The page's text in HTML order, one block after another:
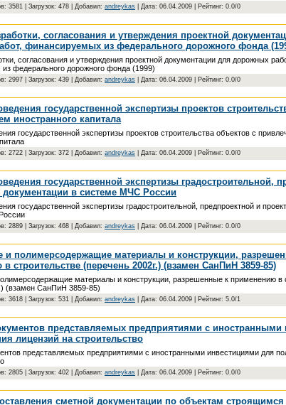
3581 | Загрузок: 478 | Добавил: andreykas | Дата: 06.04.2009 | Рейтинг: 0.0/0
согласования и утверждения проектной
финансируемых из федерального дорожного фонда
согласования и утверждения проектной документации для дорожных
федерального дорожного фонда (1999)
2997 | Загрузок: 439 | Добавил: andreykas | Дата: 06.04.2009 | Рейтинг: 0.0/0
государственной экспертизы проектов
иностранного капитала
государственной экспертизы проектов строительства объектов с
2722 | Загрузок: 372 | Добавил: andreykas | Дата: 06.04.2009 | Рейтинг: 0.0/0
государственной экспертизы градостроительной,
документации в системе МЧС России
государственной экспертизы градостроительной, предпроектной и
2889 | Загрузок: 468 | Добавил: andreykas | Дата: 06.04.2009 | Рейтинг: 0.0/0
и полимерсодержащие материалы и конструкции,
строительстве (перечень 2002г.) (взамен СанПиН 3859-85)
материалы и конструкции, разрешенные к применению в
(взамен СанПиН 3859-85)
3618 | Загрузок: 531 | Добавил: andreykas | Дата: 06.04.2009 | Рейтинг: 5.0/1
представляемых предприятиями с иностранными
лицензий на строительство
представляемых предприятиями с иностранными инвестициями для
2805 | Загрузок: 402 | Добавил: andreykas | Дата: 06.04.2009 | Рейтинг: 0.0/0
сметной документации по объектам строящимся